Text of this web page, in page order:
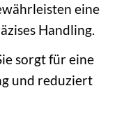
eine
Handling.
sorgt für eine
und reduziert